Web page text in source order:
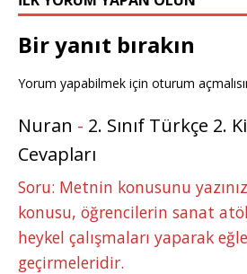
Bir yanıt bırakın
Yorum yapabilmek için oturum
Nuran - 2. Sınıf Türkçe 2.
Cevapları
Soru: Metnin konusunu
konusu, öğrencilerin sanat
heykel çalışmaları yaparak
geçirmeleridir.